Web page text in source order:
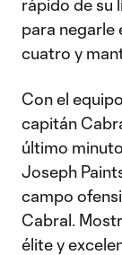
rápido de su
para negarle
cuatro y
Con el
capitán
último
Joseph
campo
Cabral.
élite y